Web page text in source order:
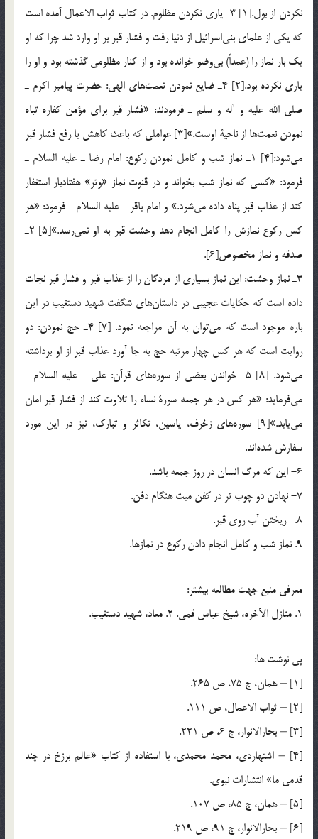
نكردن از بول.[1] 3ـ ياري نكردن مظلوم. در كتاب ثواب الاعمال آمده است
كه يكي از علماي بني‌اسرائيل از دنيا رفت و فشار قبر بر او وارد شد چرا كه او
يك بار نماز را (عمداً) بي‌وضو خوانده بود و از كنار مظلومي گذشته بود و او را
ياري نكرده بود.[2] 4ـ ضايع نمودن نعمت‌هاي الهي: حضرت پيامبر اكرم ـ
صلي الله عليه و آله و سلم ـ فرمودند: «فشار قبر براي مؤمن كفاره تباه
نمودن نعمت‌ها از ناحية اوست.»[3] عواملي كه باعث كاهش يا رفع فشار قبر
مي‌شود:[4] 1ـ نماز شب و كامل نمودن ركوع: امام رضا ـ عليه السلام ـ
فرمود: «كسي كه نماز شب بخواند و در قنوت نماز «وتر» هفتادبار استغفار
كند از عذاب قبر پناه داده مي‌شود.» و امام باقر ـ عليه السلام ـ فرمود: «هر
كس ركوع نمازش را كامل انجام دهد وحشت قبر به او نمي‌رسد.»[5] 2ـ
صدقه و نماز مخصوص[6].
3ـ نماز وحشت: اين نماز بسياري از مردگان را از عذاب قبر و فشار قبر نجات
داده است كه حكايات عجيبي در داستان‌هاي شگفت شهيد دستغيب در اين
باره موجود است كه مي‌توان به آن مراجعه نمود. [7] 4ـ حج نمودن: دو
روايت است كه هر كس چهار مرتبه حج به جا آورد عذاب قبر از او برداشته
مي‌شود. [8] 5ـ خواندن بعضي از سوره‌هاي قرآن: علي ـ عليه السلام ـ
مي‌فرمايد: «هر كس در هر جمعه سورة نساء را تلاوت كند از فشار قبر امان
مي‌يابد.»[9] سوره‌هاي زخرف، ياسين، تكاثر و تبارك، نيز در اين مورد
سفارش شده‌اند.
6- اين كه مرگ انسان در روز جمعه باشد.
7- نهادن دو چوب تر در كفن ميت هنگام دفن.
8.- ريختن آب روي قبر.
9. نماز شب و كامل انجام دادن ركوع در نماز‌ها.
معرفي منبع جهت مطالعه بيشتر:
1. منازل الآخره، شيخ عباس قمي. 2. معاد، شهيد دستغيب.
پي نوشت ها:
[1] – همان، ج 75، ص 265.
[2] – ثواب الاعمال، ص 111.
[3] – بحارالانوار، ج 6، ص 221.
[4] – اشتهاردي، محمد محمدي، با استفاده از كتاب «عالم برزخ در چند
قدمي ما» انتشارات نبوي.
[5] – همان، ج 85، ص 107.
[6] – بحارالانوار، ج 91، ص 219.